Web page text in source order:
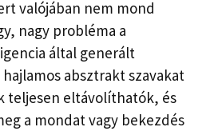
valójában nem mond
nagy probléma a
által generált
absztrakt szavakat
teljesen eltávolíthatók, és
a mondat vagy bekezdés